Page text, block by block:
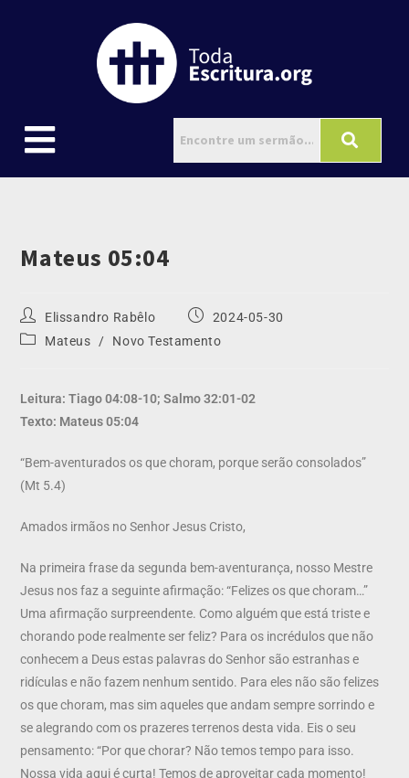
Mateus 05:04
Elissandro Rabêlo
2024-05-30
Mateus
/ Novo Testamento
Leitura: Tiago 04:08-10; Salmo 32:01-02
Texto: Mateus 05:04
“Bem-aventurados os que choram, porque serão consolados”
(Mt 5.4)
Amados irmãos no Senhor Jesus Cristo,
Na primeira frase da segunda bem-aventurança, nosso Mestre
Jesus nos faz a seguinte afirmação: “Felizes os que choram…”
Uma afirmação surpreendente. Como alguém que está triste e
chorando pode realmente ser feliz? Para os incrédulos que não
conhecem a Deus estas palavras do Senhor são estranhas e
ridículas e não fazem nenhum sentido. Para eles não são felizes
os que choram, mas sim aqueles que andam sempre sorrindo e
se alegrando com os prazeres terrenos desta vida. Eis o seu
pensamento: “Por que chorar? Não temos tempo para isso.
Nossa vida aqui é curta! Temos de aproveitar cada momento!